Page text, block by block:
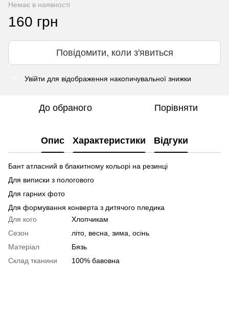
Немає в наявності
160 грн
Повідомити, коли з'явиться
Увійти для відображення накопичувальної знижки
До обраного Порівняти
Опис Характеристики Відгуки
Бант атласний в блакитному кольорі на резинці
Для виписки з пологового
Для гарних фото
Для формування конверта з дитячого пледика
Для кого
Хлопчикам
Сезон
літо, весна, зима, осінь
Матеріал
Бязь
Склад тканини
100% бавовна